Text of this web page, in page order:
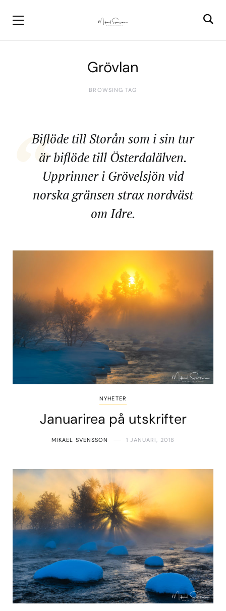
Grövlan
BROWSING TAG
Biflöde till Storån som i sin tur
är biflöde till Österdalälven.
Upprinner i Grövelsjön vid
norska gränsen strax nordväst
om Idre.
NYHETER
Januarirea på utskrifter
MIKAEL SVENSSON 1 JANUARI, 2018